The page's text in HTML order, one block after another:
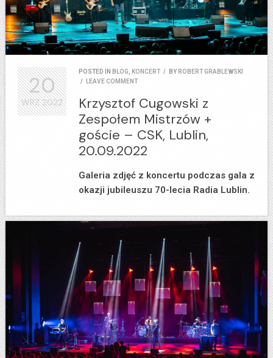
POSTED IN BLOG KONCERT / BY ROBERT GRABLEWSKI
/
LEAVE COMMENT
Krzysztof Cugowski z
Zespołem Mistrzów +
goście – CSK, Lublin,
20.09.2022
Galeria zdjęć z koncertu podczas gala z
okazji jubileuszu 70-lecia Radia Lublin.
20
WRZ2022